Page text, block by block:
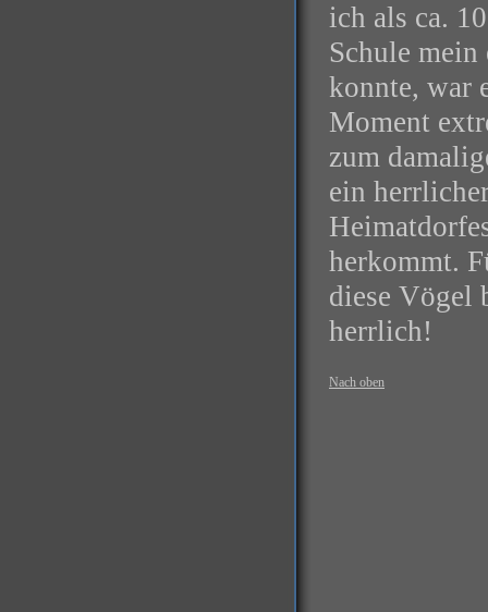
ich als ca.
Schule mein
konnte, war
Moment
zum
ein
herkommt.
diese Vögel
herrlich!
Nach oben